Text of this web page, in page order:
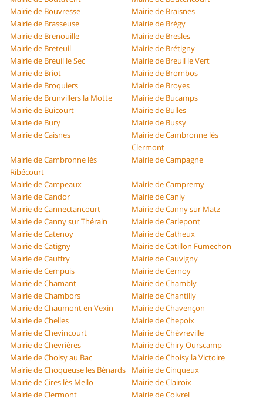
Mairie de Bouvresse
Mairie de Braisnes
Mairie de Brasseuse
Mairie de Brégy
Mairie de Brenouille
Mairie de Bresles
Mairie de Breteuil
Mairie de Brétigny
Mairie de Breuil le Sec
Mairie de Breuil le Vert
Mairie de Briot
Mairie de Brombos
Mairie de Broquiers
Mairie de Broyes
Mairie de Brunvillers la Motte
Mairie de Bucamps
Mairie de Buicourt
Mairie de Bulles
Mairie de Bury
Mairie de Bussy
Mairie de Caisnes
Mairie de Cambronne lès
Clermont
Mairie de Cambronne lès
Ribécourt
Mairie de Campagne
Mairie de Campeaux
Mairie de Campremy
Mairie de Candor
Mairie de Canly
Mairie de Cannectancourt
Mairie de Canny sur Matz
Mairie de Canny sur Thérain
Mairie de Carlepont
Mairie de Catenoy
Mairie de Catheux
Mairie de Catigny
Mairie de Catillon Fumechon
Mairie de Cauffry
Mairie de Cauvigny
Mairie de Cempuis
Mairie de Cernoy
Mairie de Chamant
Mairie de Chambly
Mairie de Chambors
Mairie de Chantilly
Mairie de Chaumont en Vexin
Mairie de Chavençon
Mairie de Chelles
Mairie de Chepoix
Mairie de Chevincourt
Mairie de Chèvreville
Mairie de Chevrières
Mairie de Chiry Ourscamp
Mairie de Choisy au Bac
Mairie de Choisy la Victoire
Mairie de Choqueuse les Bénards
Mairie de Cinqueux
Mairie de Cires lès Mello
Mairie de Clairoix
Mairie de Clermont
Mairie de Coivrel